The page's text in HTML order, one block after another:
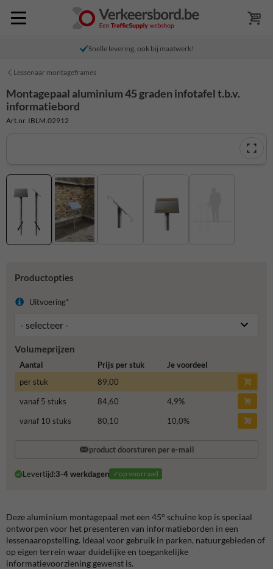
Snelle levering, ook bij maatwerk!
Lessenaar montageframes
Montagepaal aluminium 45 graden infotafel t.b.v.
informatiebord
Art.nr. IBLM.02912
Productopties
Uitvoering*
Volumeprijzen
Aantal Prijs per stuk
Je voordeel
per stuk
89,00
vanaf 5 stuks
84,60 4,9%
vanaf 10 stuks
80,10 10,0%
product doorsturen per e-mail
Levertijd:3-4 werkdagen ✓op voorraad
Deze aluminium montagepaal met een 45° schuine kop is speciaal
ontworpen voor het presenteren van informatieborden in een
lessenaaropstelling. Ideaal voor gebruik in parken, natuurgebieden of
op eigen terrein waar duidelijke en toegankelijke
informatievoorziening gewenst is.